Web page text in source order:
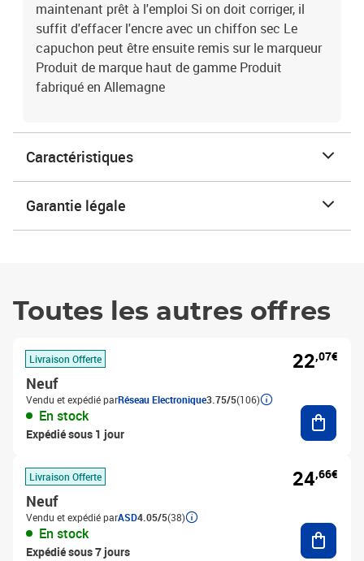
maintenant prêt à l'emploi Si on doit corriger, il
suffit d'effacer l'encre avec un chiffon sec Le
capuchon peut être ensuite remis sur le marqueur
Produit de marque haut de gamme Produit
fabriqué en Allemagne
Caractéristiques
Garantie légale
Toutes les autres offres
Livraison Offerte
Neuf
Vendu et expédié parRéseau Electronique3.75/5(106)
En stock
Expédié sous 1 jour
22,07€
Livraison Offerte
Neuf
Vendu et expédié parASD4.05/5(38)
En stock
Expédié sous 7 jours
24,66€